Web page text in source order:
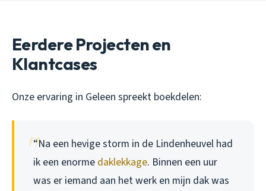
Eerdere Projecten en
Klantcases
Onze ervaring in Geleen spreekt boekdelen:
“Na een hevige storm in de Lindenheuvel had
ik een enorme daklekkage. Binnen een uur
was er iemand aan het werk en mijn dak was